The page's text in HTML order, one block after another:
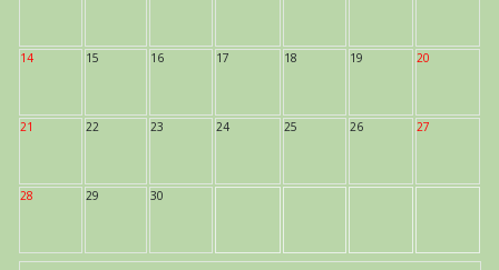
14 15 16 17 18 19 20
21 22 23 24 25 26 27
28 29 30